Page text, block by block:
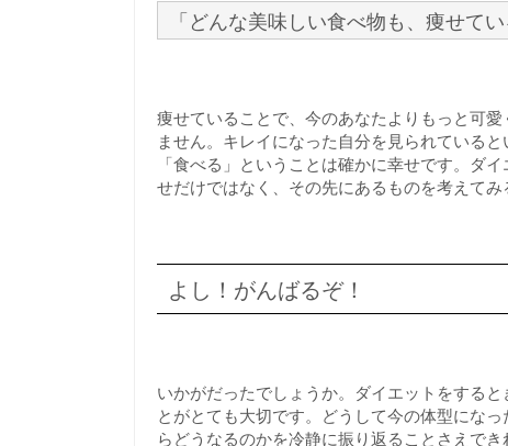
「どんな美味しい食べ物も、痩せて
痩せていることで、今のあなたよりもっと可
ません。キレイになった自分を見られている
「食べる」ということは確かに幸せです。ダ
せだけではなく、その先にあるものを考えてみ
よし！がんばるぞ！
いかがだったでしょうか。ダイエットをする
とがとても大切です。どうして今の体型にな
らどうなるのかを冷静に振り返ることさえで